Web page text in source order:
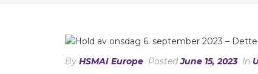
By HSMAI Europe PostedJune 15, 2023 In